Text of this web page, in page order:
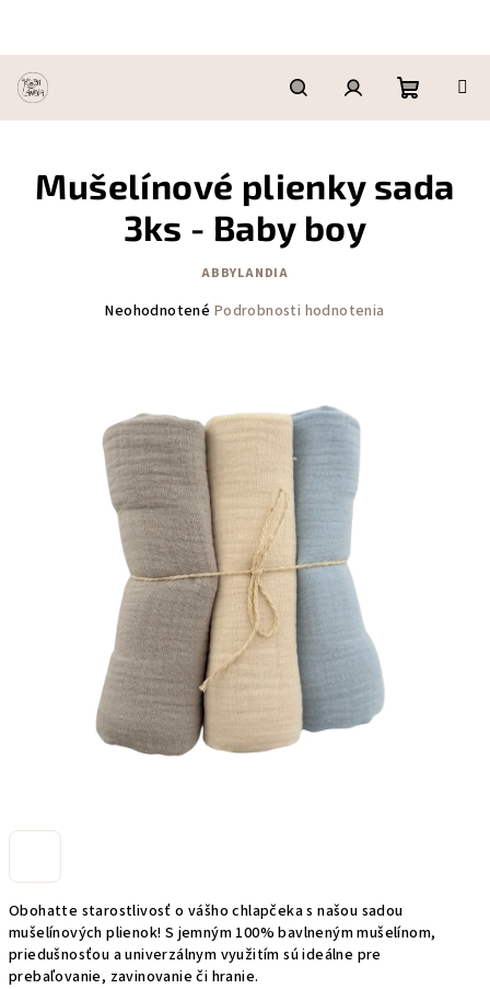
obsah
HľadaťPrihlásenie
košík
Obohatte starostlivosť o vášho chlapčeka s našou sadou
mušelínových plienok! S jemným 100% bavlneným mušelínom,
priedušnosťou a univerzálnym využitím sú ideálne pre
prebaľovanie, zavinovanie či hranie.
Mušelínové plienky sada
3ks - Baby boy
ABBYLANDIA
Neohodnotené Podrobnosti hodnotenia